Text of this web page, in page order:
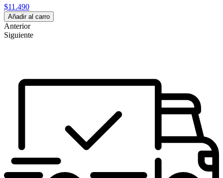
$11.490
Añadir al carro
Anterior
Siguiente